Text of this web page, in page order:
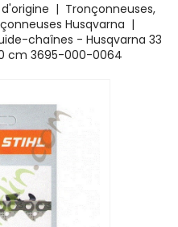
Tronçonneuses,
Husqvarna
chaînes - Husqvarna 33
cm 3695-000-0064